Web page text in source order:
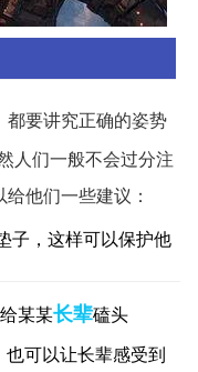
要讲究正确的姿势
人们一般不会过分注
他们一些建议：
子，这样可以保护他
某某长辈磕头
也可以让长辈感受到